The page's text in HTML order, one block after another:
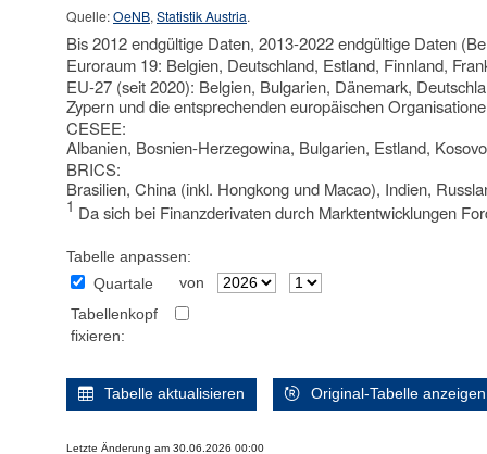
Quelle:OeNB, Statistik Austria.
Bis 2012 endgültige Daten, 2013-2022 endgültige Daten
Euroraum 19: Belgien, Deutschland, Estland, Finnland,
EU-27 (seit 2020): Belgien, Bulgarien, Dänemark,
Zypern und die entsprechenden europäischen
CESEE:
Albanien, Bosnien-Herzegowina, Bulgarien, Estland,
BRICS:
Brasilien, China (inkl. Hongkong und Macao), Indien,
1 Da sich bei Finanzderivaten durch Marktentwicklungen
Tabelle anpassen:
Quartale
von
Tabellenkopf
fixieren:
Tabelle aktualisieren Original-Tabelle anzeigen
Letzte Änderung am 30.06.2026 00:00